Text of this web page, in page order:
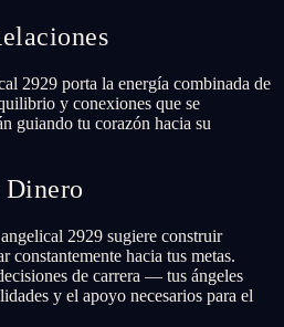
2929 porta la energía combinada de
y conexiones que se
guiando tu corazón hacia su
Dinero
2929 sugiere construir
constantemente hacia tus metas.
de carrera — tus ángeles
y el apoyo necesarios para el